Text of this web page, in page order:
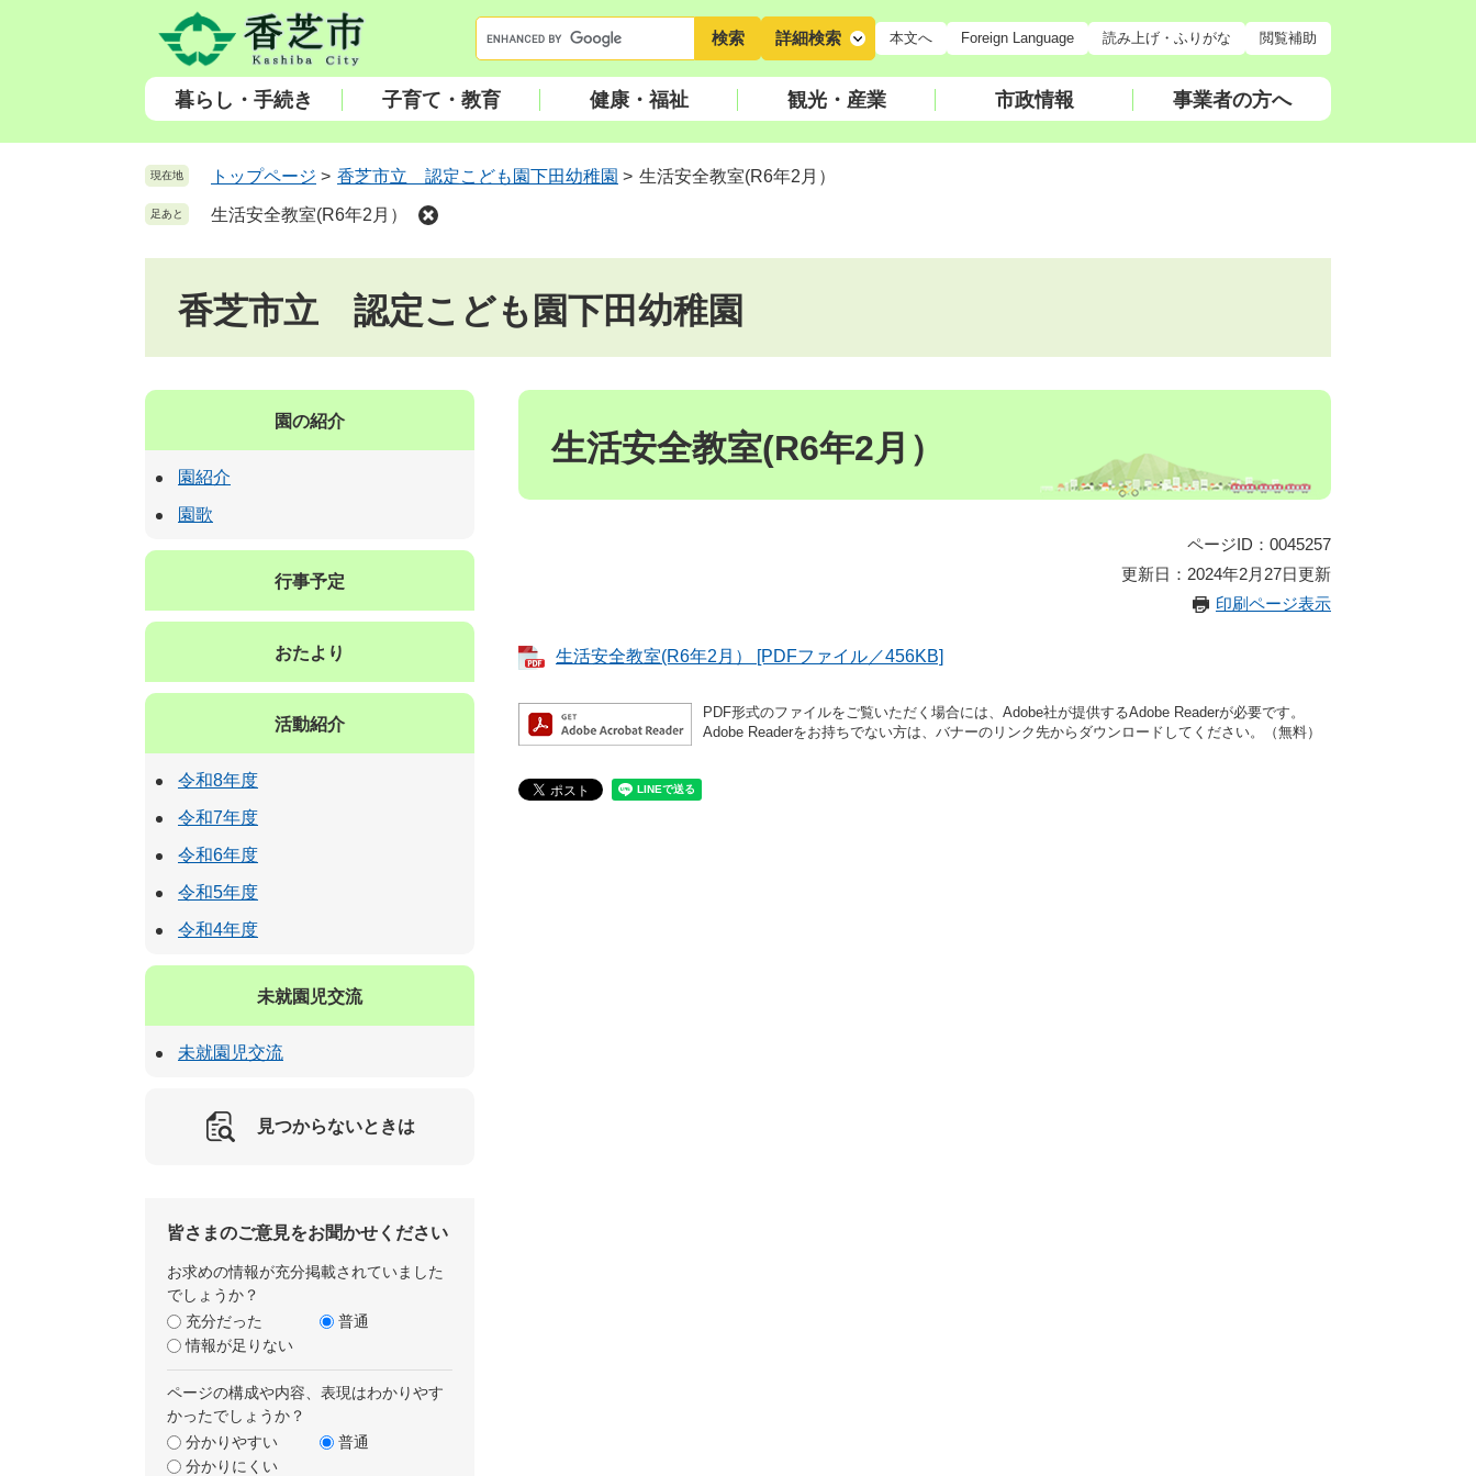
頭
飛
ー
ワ
ー
索
詳細検索 本文へ Foreign Language 読み上げ・ふりがな 閲覧補助
暮らし・手続き 子育て・教育 健康・福祉 観光・産業 市政情報 事業者の方へ
現在地 トップページ > 香芝市立 認定こども園下田幼稚園 > 生活安全教室(R6年2月）
足あと 生活安全教室(R6年2月）
香芝市立 認定こども園下田幼稚園
本
生活安全教室(R6年2月）
ページID：0045257
更新日：2024年2月27日更新
印刷ページ表示
生活安全教室(R6年2月） [PDFファイル／456KB]
PDF形式のファイルをご覧いただく場合には、Adobe社が提供するAdobe Readerが必要です。
Adobe Readerをお持ちでない方は、バナーのリンク先からダウンロードしてください。（無料）
園の紹介
園紹介
園歌
行事予定
おたより
活動紹介
令和8年度
令和7年度
令和6年度
令和5年度
令和4年度
未就園児交流
未就園児交流
見つからないときは
皆さまのご意見をお聞かせください
お求めの情報が充分掲載されていました
でしょうか？
充分だった
普通
情報が足りない
ページの構成や内容、表現はわかりやす
かったでしょうか？
分かりやすい
普通
分かりにくい